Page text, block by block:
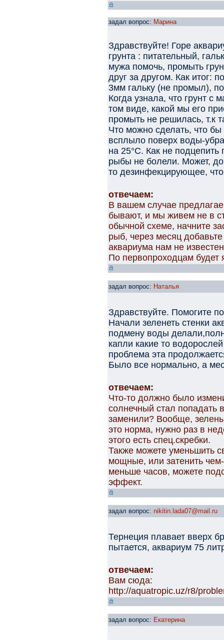
задал вопрос: Марина
Здравствуйте! Горе
грунта : питательный,
мужа помочь, промыть
друг за другом. Как итог:
3мм гальку (не промыл),
Когда узнала, что грунт с
том виде, какой мы его
промыть не решилась, т.к
Что можно сделать, что
всплыло поверх воды-
на 25°С. Как не подцепить
рыбы не болели. Может,
то дезинфекцирующее,
отвечаем:
В вашем случае
бывают, и мы живем не в
обычной схеме, начните
рыб, через месяц
аквариума нам не
По первопроходцам будет
задал вопрос: Наталья
Здравствуйте. Помогите
Начали зеленеть стенки
подмену воды
капли какие то
проблема эта
Было все нормально, а
отвечаем:
Что-то должно было
солнечный стал попадать
заменили? Вообще,
это норма, нужно раз в
этого есть спец.скребки.
Также можете уменьшить
мощные, или затенить
меньше часов, можете
эффект.
задал вопрос: nikitin.lada07@mail.ru
Тернеция плавает вверх
пытается, аквариум 75
отвечаем:
Вам сюда:
http://aquatropic.uz/r8/
задал вопрос: Екатерина